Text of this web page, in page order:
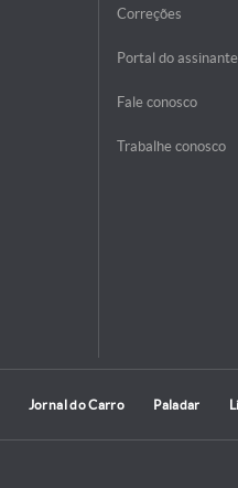
Correções
Portal do assinante
Fale conosco
Trabalhe conosco
Jornal do Carro Paladar